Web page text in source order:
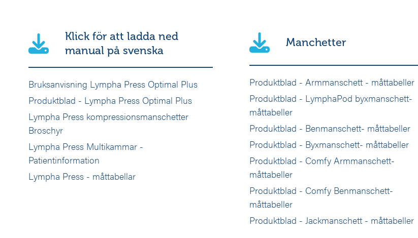
Klick för att ladda ned
manual på svenska
Bruksanvisning Lympha Press Optimal Plus
Produktblad - Lympha Press Optimal Plus
Lympha Press kompressionsmanschetter
Broschyr
Lympha Press Multikammar -
Patientinformation
Lympha Press - måttabellar
Manchetter
Produktblad - Armmanschett - måttabeller
Produktblad - LymphaPod byxmanschett-
måttabeller
Produktblad - Benmanschett- måttabeller
Produktblad - Byxmanschett- måttabeller
Produktblad - Comfy Armmanschett-
måttabeller
Produktblad - Comfy Benmanschett-
måttabeller
Produktblad - Jackmanschett - måttabeller